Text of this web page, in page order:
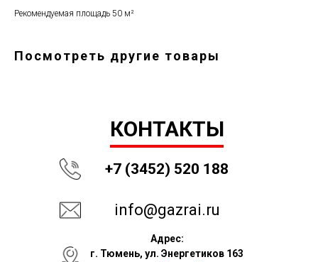
Рекомендуемая площадь 50 м²
Посмотреть другие товары
КОНТАКТЫ
+7 (3452) 520 188
info@gazrai.ru
Адрес:
г. Тюмень, ул. Энергетиков 163